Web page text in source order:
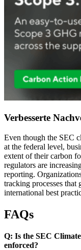
Verbesserte
Even though the SEC
at the federal level,
extent of their carbon
regulators are
reporting.
tracking processes
international best
FAQs
Q: Is the SEC
enforced?